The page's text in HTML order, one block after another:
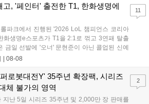
내...
고, '페인터' 출전한 T1, 한화생명에
파크에서 진행된 '2026 LoL 챔피언스 코리아
화생명e스포츠가 T1을 2:1로 꺾고 3연패 탈출
금일 선발에 '오너' 문현준이 아닌 콜업된 신예
입했지만, 결국 1:2로 패배하고 말았다. T1은
| 08-08
11
로봇대전Y' 35주년 확장팩, 시리즈
체 불가의 영역
지난 5일 시리즈 35주년 및 2,000만 장 판매를
2